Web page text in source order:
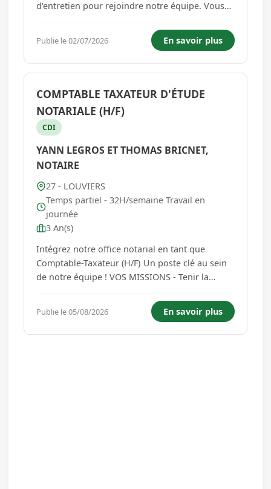
d'entretien pour rejoindre notre équipe. Vous
l'hygiène chez notre clients sur la ville de
Louviers . Ce poste requiert une attention
particulière aux détails et un engagemen...
Publie le 02/07/2026 En savoir plus
COMPTABLE TAXATEUR D'ÉTUDE
NOTARIALE (H/F)
CDI
YANN LEGROS ET THOMAS BRICNET,
NOTAIRE
27 - LOUVIERS
Temps partiel - 32H/semaine Travail en
journée
3 An(s)
Intégrez notre office notarial en tant que
Comptable-Taxateur (H/F) Un poste clé au sein
de notre équipe ! VOS MISSIONS - Tenir la
clients - Préparer les documents de synthèse
avec l'expert-comptable (bilan et le compte de
résultat) - ...
Publie le 05/08/2026 En savoir plus